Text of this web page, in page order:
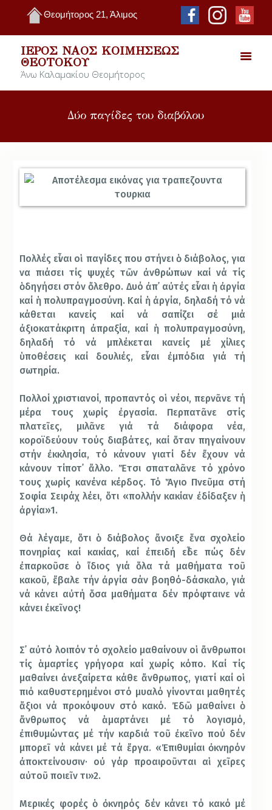
Θεομήτορος 21, Άλιμος
ΙΕΡΌΣ ΝΑΌΣ ΚΟΙΜΉΣΕΩΣ
ΘΕΟΤΌΚΟΥ
Άνω Καλαμακίου Θεομήτορος
Δύο παγίδες του διαβόλου
Πολλές εἶναι οἱ παγίδες που στήνει ὁ διάβολος, για
να πιάσει τίς ψυχές τῶν ἀνθρώπων καί νά τίς
ὁδηγήσει στόν ὄλεθρο. Δυό ἀπ᾿ αὐτές εἶναι ἡ ἀργία
καί ἡ πολυπραγμοσύνη. Καί ἡ ἀργία, δηλαδή τό νά
κάθεται κανείς καί νά σαπίζει σέ μιά
ἀξιοκατάκριτη ἀπραξία, καί ἡ πολυπραγμοσύνη,
δηλαδή τό νά μπλέκεται κανείς μέ χίλιες
ὑποθέσεις καί δουλιές, εἶναι ἐμπόδια γιά τή
σωτηρία.
Πολλοί χριστιανοί, προπαντός οἱ νέοι, περνᾶνε τή
μέρα τους χωρίς ἐργασία. Περπατᾶνε στίς
πλατεῖες, μιλᾶνε γιά τά διάφορα νέα,
κοροϊδεύουν τούς διαβάτες, καί ὅταν πηγαίνουν
στήν ἐκκλησία, τό κάνουν γιατί δέν ἔχουν νά
κάνουν τίποτ᾿ ἄλλο. Ἔτσι σπαταλᾶνε τό χρόνο
τους χωρίς κανένα κέρδος. Τό Ἅγιο Πνεῦμα στή
Σοφία Σειράχ λέει, ὅτι «πολλήν κακίαν ἐδίδαξεν ἡ
ἀργία»1.
Θά λέγαμε, ὅτι ὁ διάβολος ἄνοιξε ἕνα σχολείο
πονηρίας καί κακίας, καί ἐπειδή εἶδε πώς δέν
ἐπαρκοῦσε ὁ ἴδιος γιά ὅλα τά μαθήματα τοῦ
κακοῦ, ἔβαλε τήν ἀργία σάν βοηθό-δάσκαλο, γιά
νά κάνει αὐτή ὅσα μαθήματα δέν πρόφταινε νά
κάνει ἐκεῖνος!
Σ᾿ αὐτό λοιπόν τό σχολείο μαθαίνουν οἱ ἄνθρωποι
τίς ἁμαρτίες γρήγορα καί χωρίς κόπο. Καί τίς
μαθαίνει ἀνεξαίρετα κάθε ἄνθρωπος, γιατί καί οἱ
πιό καθυστερημένοι στό μυαλό γίνονται μαθητές
ἄξιοι νά προκόψουν στό κακό. Ἐδῶ μαθαίνει ὁ
ἄνθρωπος νά ἁμαρτάνει μέ τό λογισμό,
ἐπιθυμώντας μέ τήν καρδιά τοῦ ἐκεῖνο πού δέν
μπορεῖ νά κάνει μέ τά ἔργα. «Ἐπιθυμίαι ὀκνηρόν
ἀποκτείνουσιν· οὐ γάρ προαιροῦνται αἱ χεῖρες
αὐτοῦ ποιεῖν τι»2.
Μερικές φορές ὁ ὀκνηρός δέν κάνει τό κακό μέ